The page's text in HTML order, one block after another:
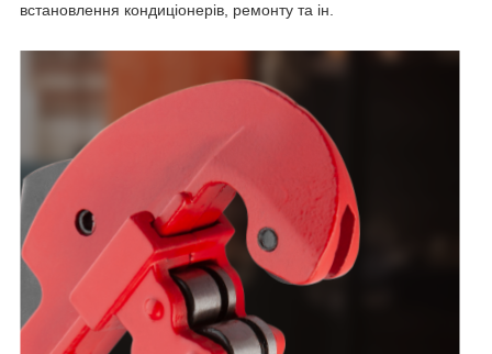
встановлення кондиціонерів, ремонту та ін.